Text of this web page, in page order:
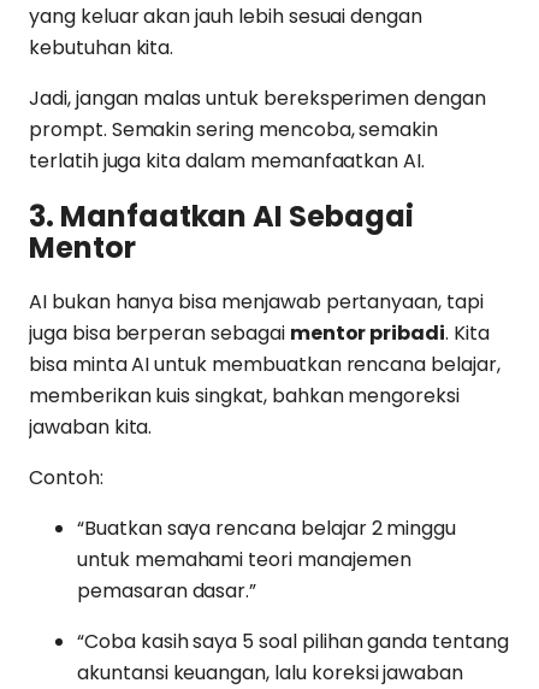
yang keluar akan jauh lebih sesuai dengan
kebutuhan kita.
Jadi, jangan malas untuk bereksperimen dengan
prompt. Semakin sering mencoba, semakin
terlatih juga kita dalam memanfaatkan AI.
3. Manfaatkan AI Sebagai
Mentor
AI bukan hanya bisa menjawab pertanyaan, tapi
juga bisa berperan sebagai mentor pribadi. Kita
bisa minta AI untuk membuatkan rencana belajar,
memberikan kuis singkat, bahkan mengoreksi
jawaban kita.
Contoh:
“Buatkan saya rencana belajar 2 minggu
untuk memahami teori manajemen
pemasaran dasar.”
“Coba kasih saya 5 soal pilihan ganda tentang
akuntansi keuangan, lalu koreksi jawaban